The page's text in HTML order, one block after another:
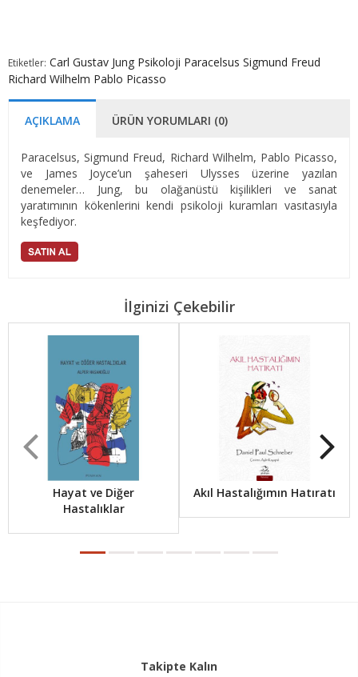
Etiketler: Carl Gustav Jung Psikoloji Paracelsus Sigmund Freud
Richard Wilhelm Pablo Picasso
AÇIKLAMA ÜRÜN YORUMLARI (0)
Paracelsus, Sigmund Freud, Richard Wilhelm, Pablo Picasso,
ve James Joyce’un şaheseri Ulysses üzerine yazılan
denemeler… Jung, bu olağanüstü kişilikleri ve sanat
yaratımının kökenlerini kendi psikoloji kuramları vasıtasıyla
keşfediyor.
İlginizi Çekebilir
Hayat ve Diğer
Hastalıklar
Akıl Hastalığımın Hatıratı
Takipte Kalın